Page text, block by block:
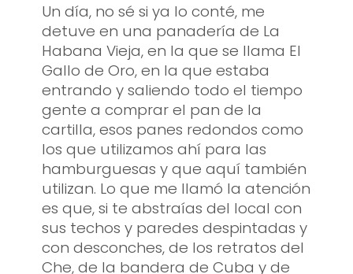
Un día, no sé si ya lo conté, me
detuve en una panadería de La
Habana Vieja, en la que se llama El
Gallo de Oro, en la que estaba
entrando y saliendo todo el tiempo
gente a comprar el pan de la
cartilla, esos panes redondos como
los que utilizamos ahí para las
hamburguesas y que aquí también
utilizan. Lo que me llamó la atención
es que, si te abstraías del local con
sus techos y paredes despintadas y
con desconches, de los retratos del
Che, de la bandera de Cuba y de